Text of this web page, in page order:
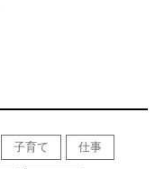
子育て 仕事